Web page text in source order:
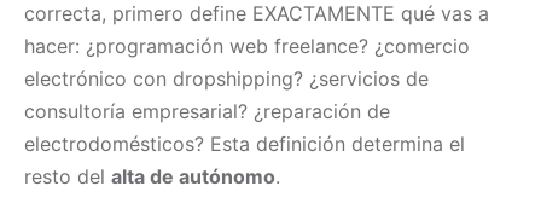
correcta, primero define EXACTAMENTE qué vas a
hacer: ¿programación web freelance? ¿comercio
electrónico con dropshipping? ¿servicios de
consultoría empresarial? ¿reparación de
electrodomésticos? Esta definición determina el
resto del alta de autónomo.